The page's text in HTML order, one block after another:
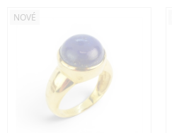
NOVÉ